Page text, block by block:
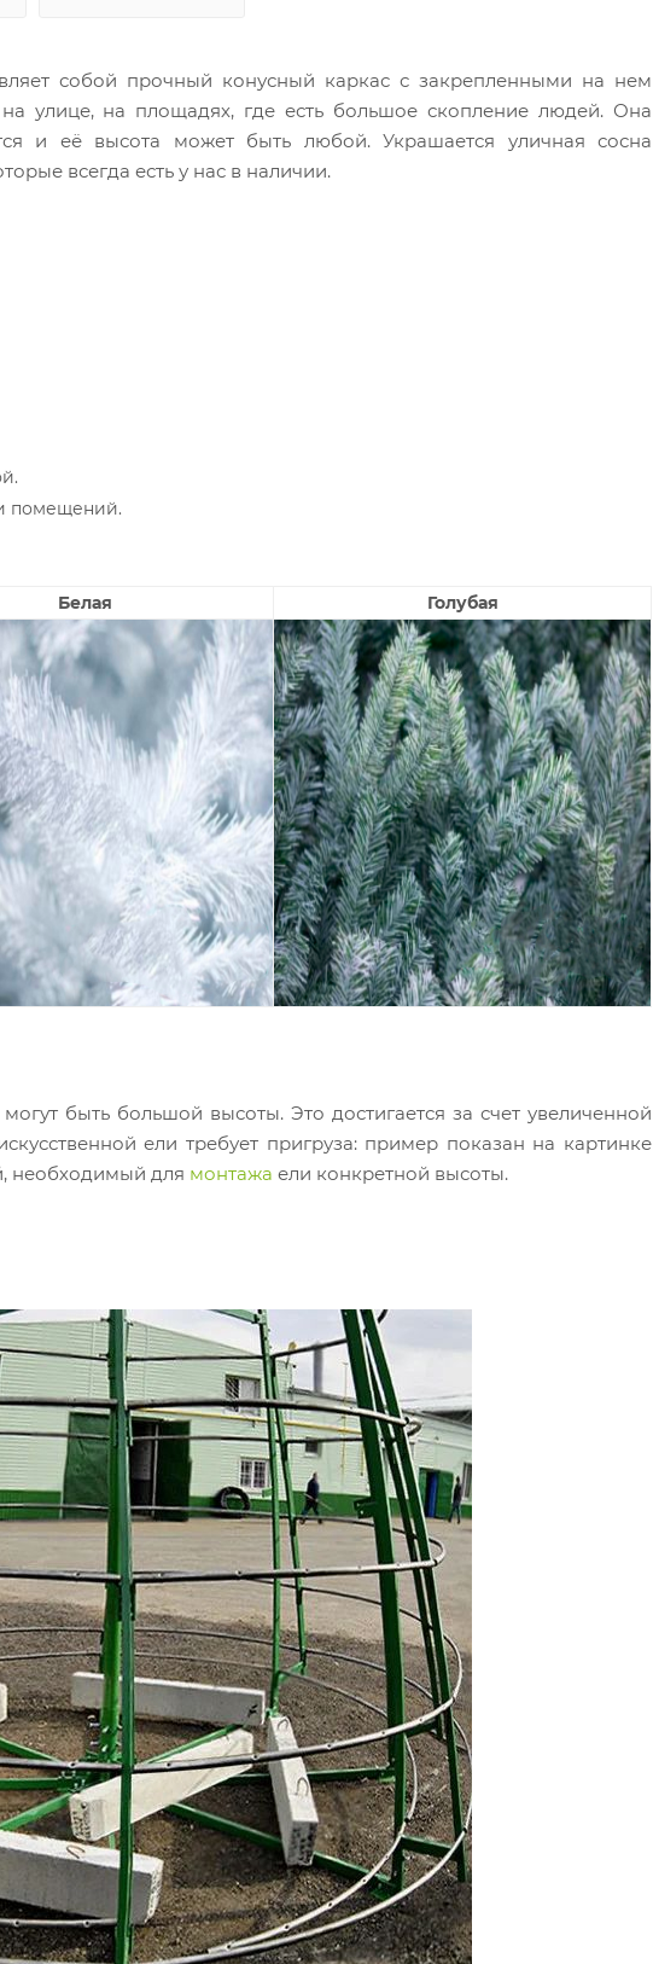
собой прочный конусный каркас с закрепленными на нем
улице, на площадях, где есть большое скопление людей. Она
и её высота может быть любой. Украшается уличная сосна
всегда есть у нас в наличии.
помещений.
Белая Голубая
быть большой высоты. Это достигается за счет увеличенной
ели требует пригруза: пример показан на картинке
необходимый для монтажа ели конкретной высоты.